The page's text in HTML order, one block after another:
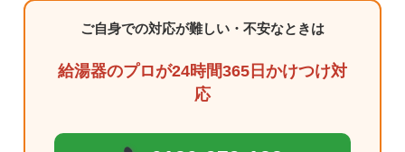
ご自身での対応が難しい・不安なときは
給湯器のプロが24時間365日かけつけ対
応